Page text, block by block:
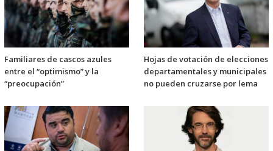
Familiares de cascos azules
entre el “optimismo” y la
“preocupación”
Hojas de votación de elecciones
departamentales y municipales
no pueden cruzarse por lema